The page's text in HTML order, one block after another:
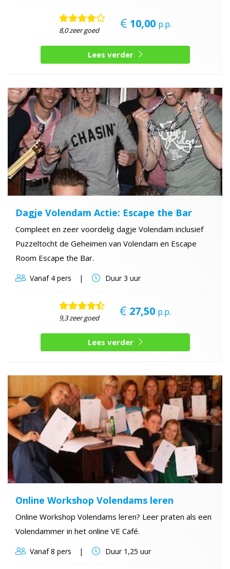
8,0 zeer goed 10,00 p.p.
Lees verder
Dagje Volendam Actie: Escape the Bar
Compleet en zeer voordelig dagje Volendam inclusief
Puzzeltocht de Geheimen van Volendam en Escape
Room Escape the Bar.
Vanaf4 pers Duur3 uur
9,3 zeer goed 27,50 p.p.
Lees verder
Online Workshop Volendams leren
Online Workshop Volendams leren? Leer praten als een
Volendammer in het online VE Café.
Vanaf8 pers Duur1,25 uur